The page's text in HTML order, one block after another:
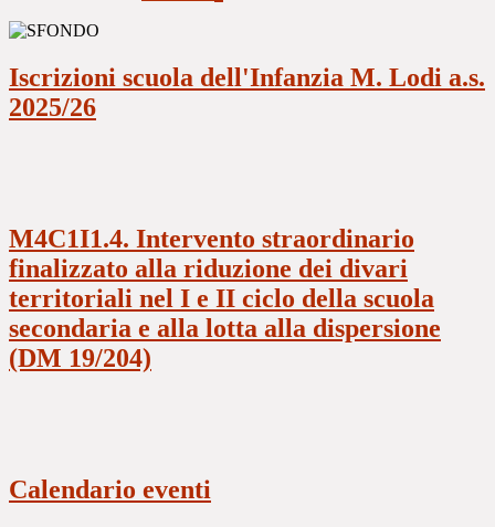
Iscrizioni scuola dell'Infanzia M. Lodi a.s.
2025/26
M4C1I1.4. Intervento straordinario
finalizzato alla riduzione dei divari
territoriali nel I e II ciclo della scuola
secondaria e alla lotta alla dispersione
(DM 19/204)
Calendario eventi